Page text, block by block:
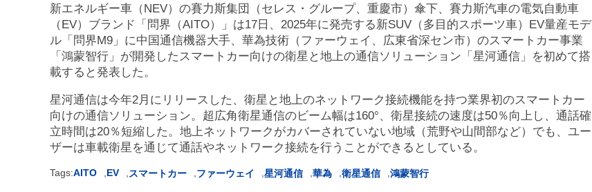
新エネルギー車（NEV）の賽力斯集団（セレス・グループ、重慶市）傘下、賽力斯汽車の電気自動車
（EV）ブランド「問界（AITO）」は17日、2025年に発売する新SUV（多目的スポーツ車）EV量産モデ
ル「問界M9」に中国通信機器大手、華為技術（ファーウェイ、広東省深セン市）のスマートカー事業
「鴻蒙智行」が開発したスマートカー向けの衛星と地上の通信ソリューション「星河通信」を初めて搭
載すると発表した。
星河通信は今年2月にリリースした、衛星と地上のネットワーク接続機能を持つ業界初のスマートカー
向けの通信ソリューション。超広角衛星通信のビーム幅は160°、衛星接続の速度は50％向上し、通話確
立時間は20％短縮した。地上ネットワークがカバーされていない地域（荒野や山間部など）でも、ユー
ザーは車載衛星を通じて通話やネットワーク接続を行うことができるとしている。
Tags:AITO ,EV ,スマートカー ,ファーウェイ ,星河通信 ,華為 ,衛星通信 ,鴻蒙智行